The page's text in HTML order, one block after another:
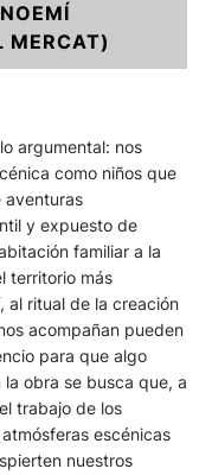
MERCAT)
argumental: nos
como niños que
aventuras
y expuesto de
familiar a la
territorio más
al ritual de la creación
acompañan pueden
para que algo
obra se busca que, a
trabajo de los
escénicas
nuestros